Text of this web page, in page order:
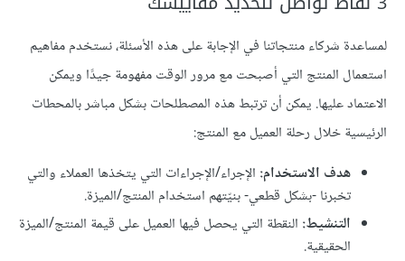
لمساعدة شركاء منتجاتنا في الإجابة على هذه الأسئلة، نستخدم مفاهيم
استعمال المنتج التي أصبحت مع مرور الوقت مفهومة جيدًا ويمكن
الاعتماد عليها. يمكن أن ترتبط هذه المصطلحات بشكل مباشر بالمحطات
الرئيسية خلال رحلة العميل مع المنتج:
هدف الاستخدام: الإجراء/الإجراءات التي يتخذها العملاء والتي
تخبرنا -بشكل قطعي- بنيّتهم استخدام المنتج/الميزة.
التنشيط: النقطة التي يحصل فيها العميل على قيمة المنتج/الميزة
الحقيقية.